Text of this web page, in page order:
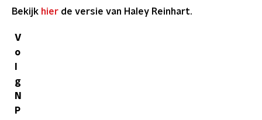
Bekijk hier de versie van Haley Reinhart.
V
o
g
N
P